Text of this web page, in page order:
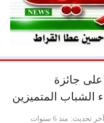
جائزة
آخر تحديث منذ 6 سنوات